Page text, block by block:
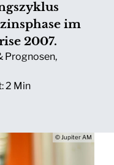
im
2007.
Prognosen,
2 Min
© Jupiter AM